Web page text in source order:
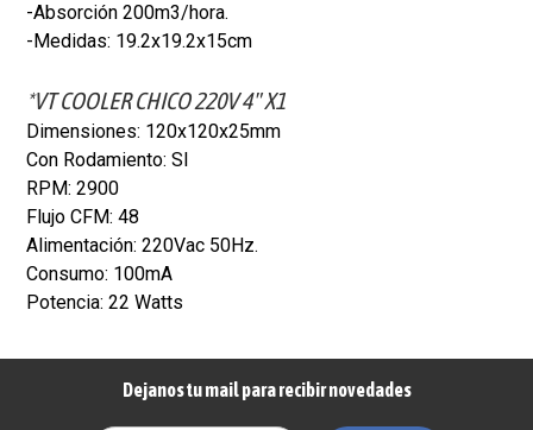
-Absorción 200m3/hora.
-Medidas: 19.2x19.2x15cm
*VT COOLER CHICO 220V 4" X1
Dimensiones: 120x120x25mm
Con Rodamiento: SI
RPM: 2900
Flujo CFM: 48
Alimentación: 220Vac 50Hz.
Consumo: 100mA
Potencia: 22 Watts
Dejanos tu mail para recibir novedades